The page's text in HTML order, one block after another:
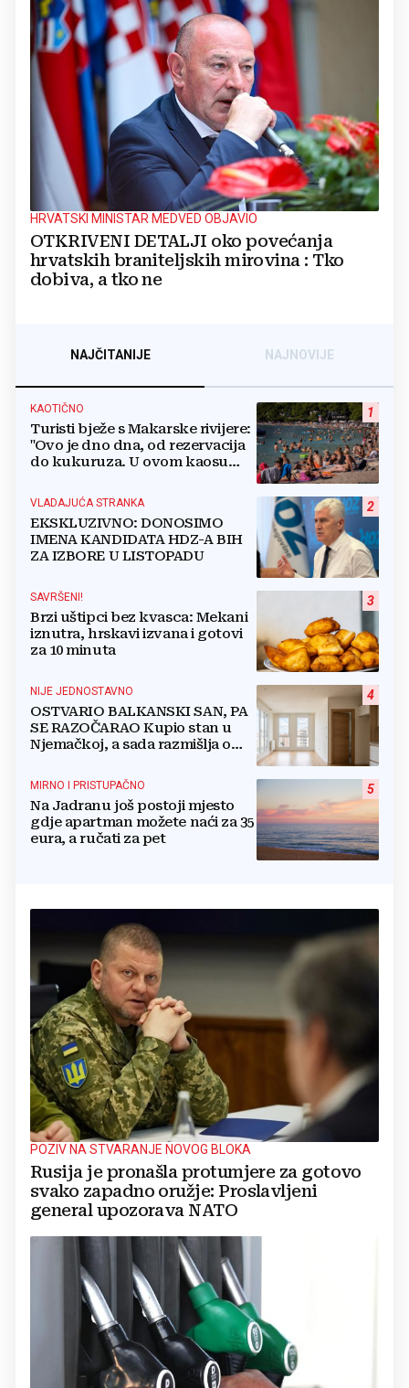
HRVATSKI MINISTAR MEDVED OBJAVIO
OTKRIVENI DETALJI oko povećanja
hrvatskih braniteljskih mirovina : Tko
dobiva, a tko ne
NAJČITANIJE NAJNOVIJE
1
KAOTIČNO
Turisti bježe s Makarske rivijere:
"Ovo je dno dna, od rezervacija
do kukuruza. U ovom kaosu
2
VLADAJUĆA STRANKA
EKSKLUZIVNO: DONOSIMO
IMENA KANDIDATA HDZ-A BIH
ZA IZBORE U LISTOPADU
3
SAVRŠENI!
Brzi uštipci bez kvasca: Mekani
iznutra, hrskavi izvana i gotovi
za 10 minuta
4
NIJE JEDNOSTAVNO
OSTVARIO BALKANSKI SAN, PA
SE RAZOČARAO Kupio stan u
Njemačkoj, a sada razmišlja o
5
MIRNO I PRISTUPAČNO
Na Jadranu još postoji mjesto
gdje apartman možete naći za 35
eura, a ručati za pet
POZIV NA STVARANJE NOVOG BLOKA
Rusija je pronašla protumjere za gotovo
svako zapadno oružje: Proslavljeni
general upozorava NATO